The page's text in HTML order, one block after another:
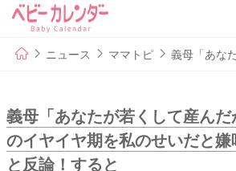
ニュース ママトピ 義母「あな
義母「あなたが若くして産ん
のイヤイヤ期を私のせいだと
と反論！すると